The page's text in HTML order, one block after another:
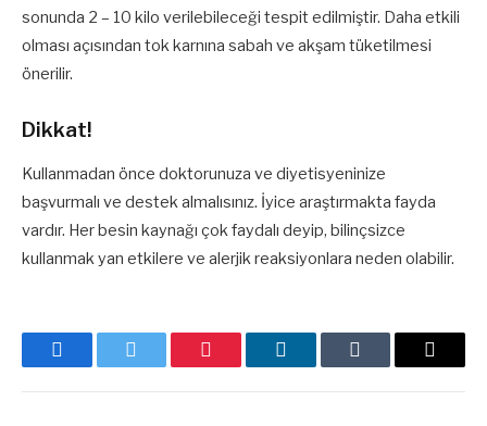
sonunda 2 – 10 kilo verilebileceği tespit edilmiştir. Daha etkili
olması açısından tok karnına sabah ve akşam tüketilmesi
önerilir.
Dikkat!
Kullanmadan önce doktorunuza ve diyetisyeninize
başvurmalı ve destek almalısınız. İyice araştırmakta fayda
vardır. Her besin kaynağı çok faydalı deyip, bilinçsizce
kullanmak yan etkilere ve alerjik reaksiyonlara neden olabilir.
FacebookTwitter Pinterest LinkedInTumblr
E-